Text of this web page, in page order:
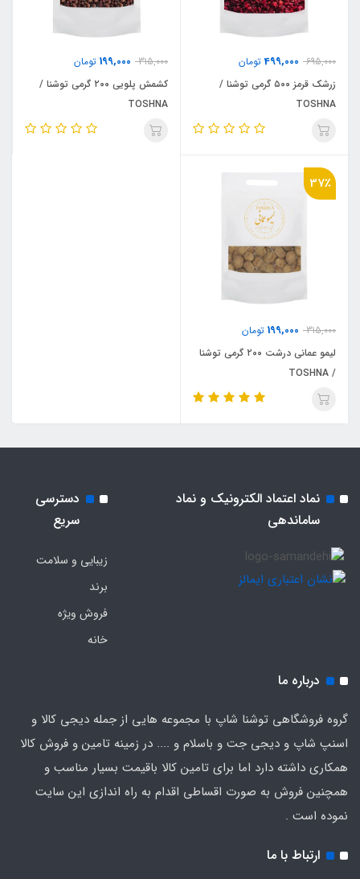
695,000
499,000تومان
زرشک قرمز ۵۰۰ گرمی توشنا /
TOSHNA
315,000
199,000 تومان
کشمش پلویی ۲۰۰ گرمی توشنا /
TOSHNA
37٪
315,000
199,000 تومان
لیمو عمانی درشت ۲۰۰ گرمی توشنا
/ TOSHNA
نماد اعتماد الکترونیک و نماد
ساماندهی
دسترسی
سریع
زیبایی و سلامت
برند
فروش ویژه
خانه
درباره ما
گروه فروشگاهی توشنا شاپ با مجموعه هایی از جمله دیجی کالا و
اسنپ شاپ و دیجی جت و باسلام و .... در زمینه تامین و فروش کالا
همکاری داشته دارد اما برای تامین کالا باقیمت بسیار مناسب و
همچنین فروش به صورت اقساطی اقدام به راه اندازی این سایت
نموده است .
ارتباط با ما